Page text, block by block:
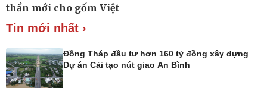
thần mới cho gốm Việt
Tin mới nhất ›
Đồng Tháp đầu tư hơn 160 tỷ đồng xây dựng
Dự án Cải tạo nút giao An Bình